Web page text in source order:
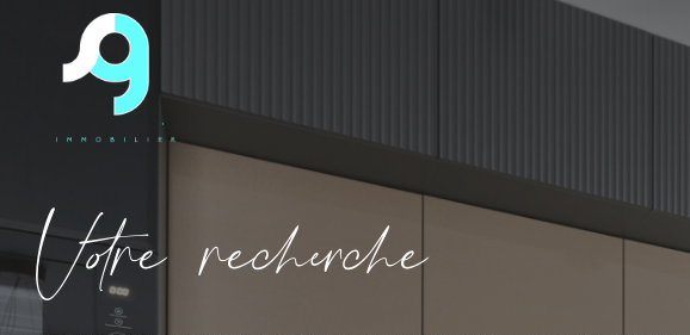
Vore recece